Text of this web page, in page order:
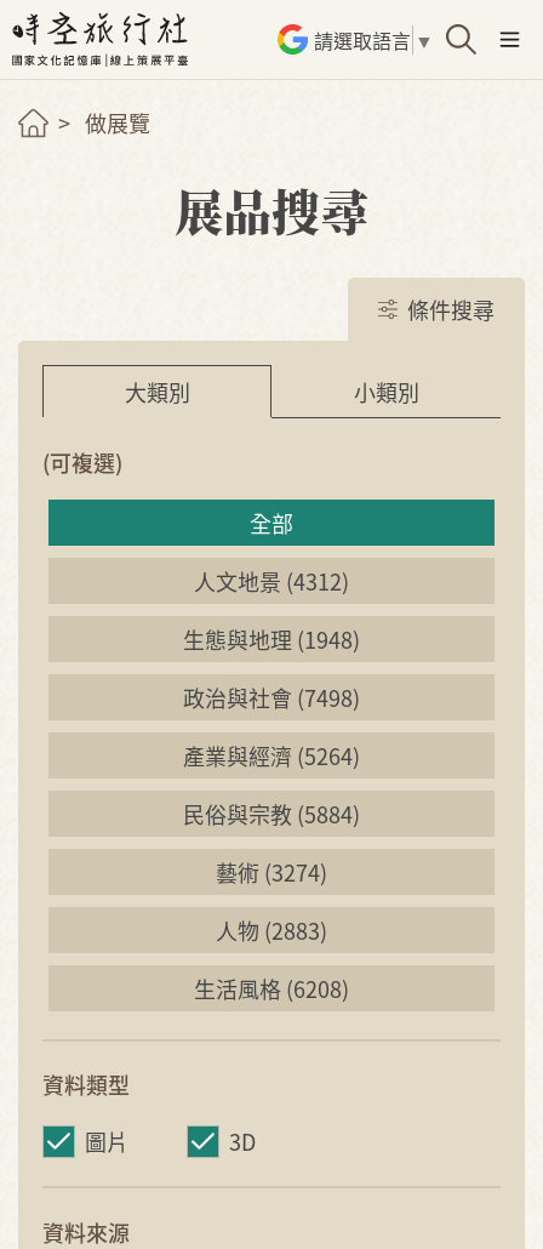
請選取語言 ▼
做展覽
展品搜尋
條件搜尋
大類別 小類別
(可複選)
全部
人文地景 (4312)
生態與地理 (1948)
政治與社會 (7498)
產業與經濟 (5264)
民俗與宗教 (5884)
藝術 (3274)
人物 (2883)
生活風格 (6208)
資料類型
圖片
3D
資料來源